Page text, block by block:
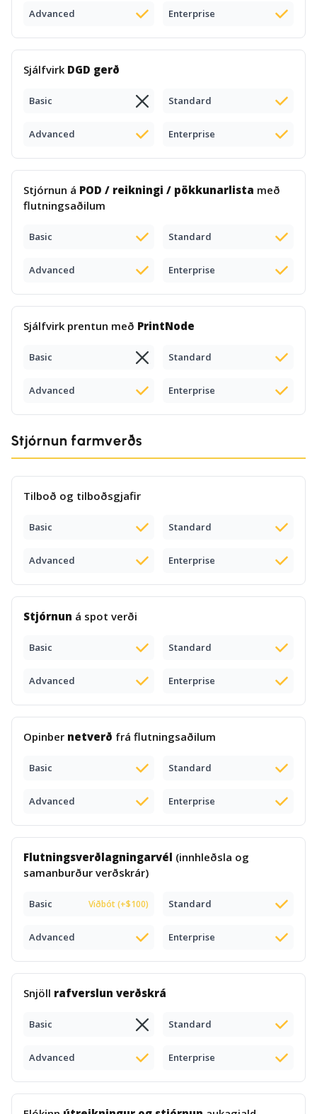
Advanced Enterprise
Sjálfvirk DGD gerð
Basic Standard
Advanced Enterprise
Stjórnun á POD / reikningi / pökkunarlista með
flutningsaðilum
Basic Standard
Advanced Enterprise
Sjálfvirk prentun með PrintNode
Basic Standard
Advanced Enterprise
Stjórnun farmverðs
Tilboð og tilboðsgjafir
Basic Standard
Advanced Enterprise
Stjórnun á spot verði
Basic Standard
Advanced Enterprise
Opinber netverð frá flutningsaðilum
Basic Standard
Advanced Enterprise
Flutningsverðlagningarvél (innhleðsla og
samanburður verðskrár)
Basic Viðbót (+$100) Standard
Advanced Enterprise
Snjöll rafverslun verðskrá
Basic Standard
Advanced Enterprise